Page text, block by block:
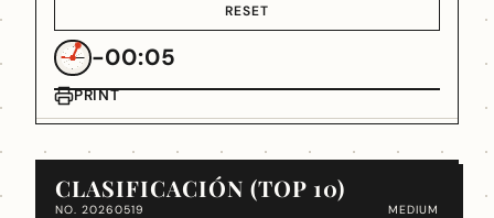
RESET
-00:05
PRINT
CLASIFICACIÓN (TOP 10)
NO. 20260519 MEDIUM